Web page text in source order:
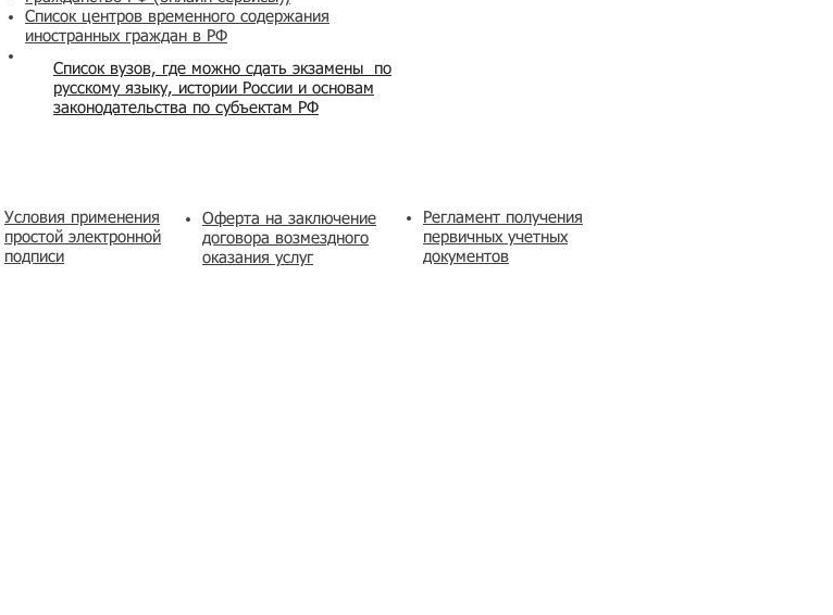
Список вузов, где можно сдать экзамены по
русскому языку, истории России и основам
законодательства по субъектам РФ
Список центров временного содержания
иностранных граждан в РФ
Условия применения
простой электронной
подписи
​Оферта на заключение
договора возмездного
оказания услуг
Регламент получения
первичных учетных
документов